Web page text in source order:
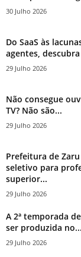
30 Julho 2026
Do SaaS às
agentes,
29 Julho 2026
Não consegue
TV? Não são...
29 Julho 2026
Prefeitura de
seletivo para
superior...
29 Julho 2026
A 2ª temporada
ser produzida no...
29 Julho 2026